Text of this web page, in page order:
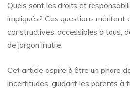
Quels sont les droits et
impliqués? Ces questions méritent
constructives, accessibles à tous,
de jargon inutile.
Cet article aspire à être un phare
incertitudes, guidant les parents à